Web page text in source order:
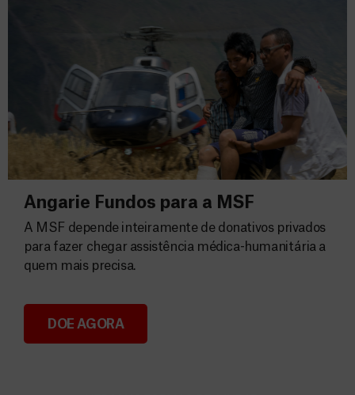
Angarie Fundos para a MSF
Angarie Fundos para a MSF
A MSF depende inteiramente de donativos privados
para fazer chegar assistência médica-humanitária a
quem mais precisa.
DOE AGORA